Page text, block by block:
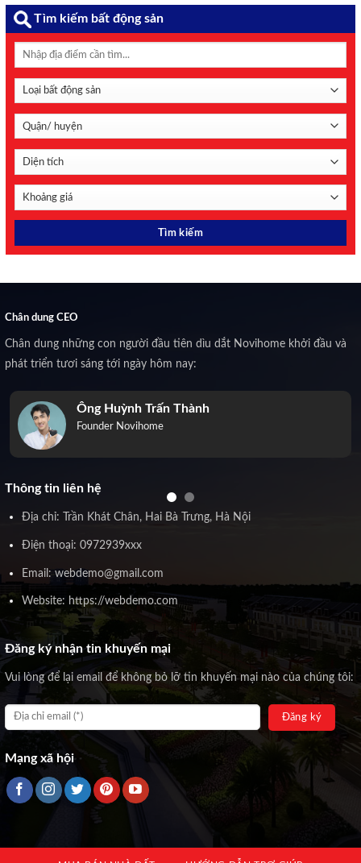
Tìm kiếm bất động sản
Chân dung CEO
Chân dung những con người đầu tiên dìu dắt Novihome khởi đầu và
phát triển tươi sáng tới ngày hôm nay:
Ông Huỳnh Trấn Thành
Founder Novihome
Thông tin liên hệ
Địa chỉ: Trần Khát Chân, Hai Bà Trưng, Hà Nội
Điện thoại: 0972939xxx
Email: webdemo@gmail.com
Website: https://webdemo.com
Đăng ký nhận tin khuyến mại
Vui lòng để lại email để không bỏ lỡ tin khuyến mại nào của chúng tôi:
Mạng xã hội